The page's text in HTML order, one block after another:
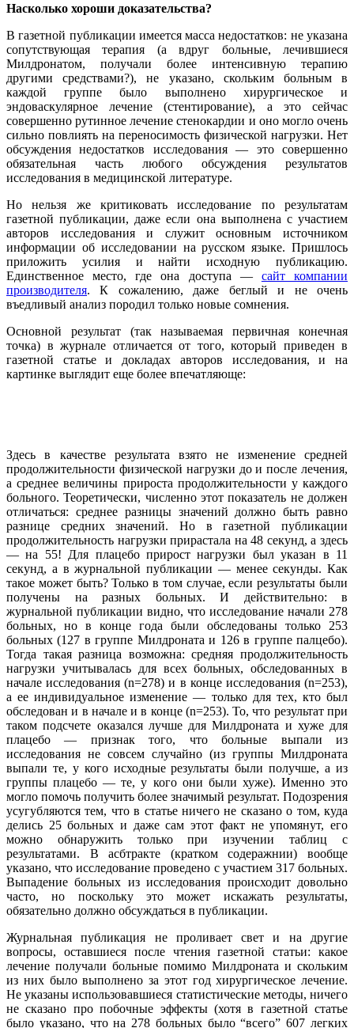
Насколько хороши доказательства?
В газетной публикации имеется масса недостатков: не указана
сопутствующая терапия (а вдруг больные, лечившиеся
Милдронатом, получали более интенсивную терапию
другими средствами?), не указано, скольким больным в
каждой группе было выполнено хирургическое и
эндоваскулярное лечение (стентирование), а это сейчас
совершенно рутинное лечение стенокардии и оно могло очень
сильно повлиять на переносимость физической нагрузки. Нет
обсуждения недостатков исследования — это совершенно
обязательная часть любого обсуждения результатов
исследования в медицинской литературе.
Но нельзя же критиковать исследование по результатам
газетной публикации, даже если она выполнена с участием
авторов исследования и служит основным источником
информации об исследовании на русском языке. Пришлось
приложить усилия и найти исходную публикацию.
Единственное место, где она доступа — сайт компании
производителя. К сожалению, даже беглый и не очень
въедливый анализ породил только новые сомнения.
Основной результат (так называемая первичная конечная
точка) в журнале отличается от того, который приведен в
газетной статье и докладах авторов исследования, и на
картинке выглядит еще более впечатляюще:
Здесь в качестве результата взято не изменение средней
продолжительности физической нагрузки до и после лечения,
а среднее величины прироста продолжительности у каждого
больного. Теоретически, численно этот показатель не должен
отличаться: среднее разницы значений должно быть равно
разнице средних значений. Но в газетной публикации
продолжительность нагрузки прирастала на 48 секунд, а здесь
— на 55! Для плацебо прирост нагрузки был указан в 11
секунд, а в журнальной публикации — менее секунды. Как
такое может быть? Только в том случае, если результаты были
получены на разных больных. И действительно: в
журнальной публикации видно, что исследование начали 278
больных, но в конце года были обследованы только 253
больных (127 в группе Милдроната и 126 в группе палцебо).
Тогда такая разница возможна: средняя продолжительность
нагрузки учитывалась для всех больных, обследованных в
начале исследования (n=278) и в конце исследования (n=253),
а ее индивидуальное изменение — только для тех, кто был
обследован и в начале и в конце (n=253). То, что результат при
таком подсчете оказался лучше для Милдроната и хуже для
плацебо — признак того, что больные выпали из
исследования не совсем случайно (из группы Милдроната
выпали те, у кого исходные результаты были получше, а из
группы плацебо — те, у кого они были хуже). Именно это
могло помочь получить более значимый результат. Подозрения
усугубляются тем, что в статье ничего не сказано о том, куда
делись 25 больных и даже сам этот факт не упомянут, его
можно обнаружить только при изучении таблиц с
результатами. В асбтракте (кратком содеражнии) вообще
указано, что исследование проведено с участием 317 больных.
Выпадение больных из исследования происходит довольно
часто, но поскольку это может искажать результаты,
обязательно должно обсуждаться в публикации.
Журнальная публикация не проливает свет и на другие
вопросы, оставшиеся после чтения газетной статьи: какое
лечение получали больные помимо Милдроната и скольким
из них было выполнено за этот год хирургическое лечение.
Не указаны использовавшиеся статистические методы, ничего
не сказано про побочные эффекты (хотя в газетной статье
было указано, что на 278 больных было “всего” 607 легких